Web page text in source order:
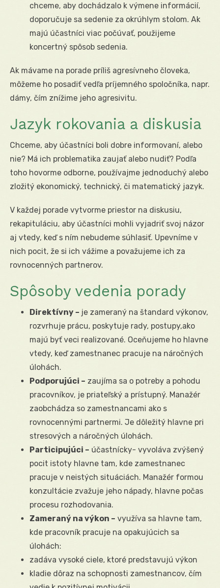
chceme, aby dochádzalo k výmene informácií,
doporučuje sa sedenie za okrúhlym stolom. Ak
majú účastníci viac počúvať, použijeme
koncertný spôsob sedenia.
Ak mávame na porade príliš agresívneho človeka,
môžeme ho posadiť vedľa príjemného spoločníka, napr.
dámy, čím znížime jeho agresivitu.
Jazyk rokovania a diskusia
Chceme, aby účastníci boli dobre informovaní, alebo
nie? Má ich problematika zaujať alebo nudiť? Podľa
toho hovorme odborne, používajme jednoduchý alebo
zložitý ekonomický, technický, či matematický jazyk.
V každej porade vytvorme priestor na diskusiu,
rekapituláciu, aby účastníci mohli vyjadriť svoj názor
aj vtedy, keď s ním nebudeme súhlasiť. Upevníme v
nich pocit, že si ich vážime a považujeme ich za
rovnocenných partnerov.
Spôsoby vedenia porady
Direktívny – je zameraný na štandard výkonov,
rozvrhuje prácu, poskytuje rady, postupy,ako
majú byť veci realizované. Oceňujeme ho hlavne
vtedy, keď zamestnanec pracuje na náročných
úlohách.
Podporujúci – zaujíma sa o potreby a pohodu
pracovníkov, je priateľský a prístupný. Manažér
zaobchádza so zamestnancami ako s
rovnocennými partnermi. Je dôležitý hlavne pri
stresových a náročných úlohách.
Participujúci – účastnícky- vyvoláva zvýšený
pocit istoty hlavne tam, kde zamestnanec
pracuje v neistých situáciách. Manažér formou
konzultácie zvažuje jeho nápady, hlavne počas
procesu rozhodovania.
Zameraný na výkon – využíva sa hlavne tam,
kde pracovník pracuje na opakujúcich sa
úlohách:
zadáva vysoké ciele, ktoré predstavujú výkon
kladie dôraz na schopnosti zamestnancov, čím